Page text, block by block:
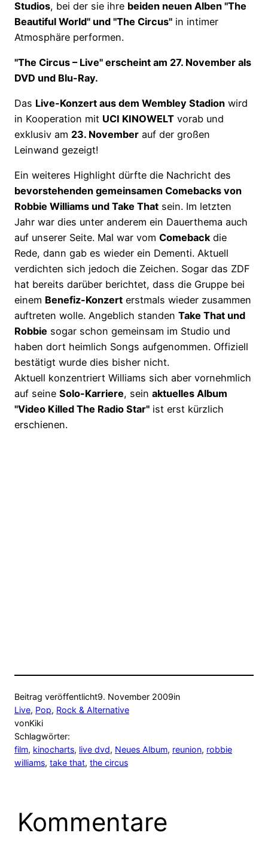
Studios, bei der sie ihre beiden neuen Alben "The
Beautiful World" und "The Circus" in intimer
Atmosphäre performen.
"The Circus – Live" erscheint am 27. November als
DVD und Blu-Ray.
Das Live-Konzert aus dem Wembley Stadion wird
in Kooperation mit UCI KINOWELT vorab und
exklusiv am 23. November auf der großen
Leinwand gezeigt!
Ein weiteres Highlight dürfte die Nachricht des
bevorstehenden gemeinsamen Comebacks von
Robbie Williams und Take That sein. Im letzten
Jahr war dies unter anderem ein Dauerthema auch
auf unserer Seite. Mal war vom Comebackdie
Rede, dann gab es wieder ein Dementi. Aktuell
verdichten sich jedoch die Zeichen. Sogar das ZDF
hat bereits darüber berichtet, dass die Gruppe bei
einem Benefiz-Konzert erstmals wieder zusammen
auftreten wolle. Angeblich standen Take That und
Robbie sogar schon gemeinsam im Studio und
haben dort heimlich Songs aufgenommen. Offiziell
bestätigt wurde dies bisher nicht.
Aktuell konzentriert Williams sich aber vornehmlich
auf seine Solo-Karriere, sein aktuelles Album
"Video Killed The Radio Star" ist erst kürzlich
erschienen.
Beitrag veröffentlicht9. November 2009in
Live, Pop, Rock & Alternative
vonKiki
Schlagwörter:
film, kinocharts, live dvd, Neues Album, reunion, robbie
williams, take that, the circus
Kommentare